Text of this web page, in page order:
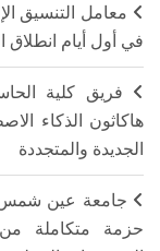
في أول أيام انطلاق
فريق كلية
هاكاثون الذكاء
الجديدة والمتجددة
جامعة عين شمس
حزمة متكاملة من